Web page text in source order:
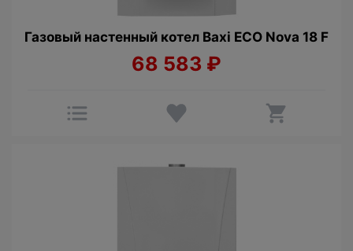
Газовый настенный котел Baxi ECO Nova 18 F
68 583 ₽